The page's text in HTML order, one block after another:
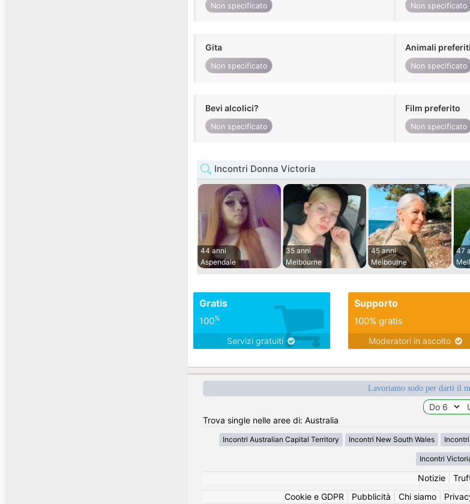
Non specificato Non specificato
Gita
Non specificato
Animali preferiti
Non specificato
Bevi alcolici?
Non specificato
Film preferito
Non specificato
Incontri Donna Victoria
44 anni
Aspendale
35 anni
Melbourne
45 anni
Melbourne
47
Gratis
100%
Servizi gratuiti
Supporto
100% gratis
Moderatori in ascolto
Lavoriamo sodo per darti il
Trova single nelle aree di: Australia
Incontri Australian Capital Territory Incontri New South Wales
Incontri
Notizie|
Cookie e GDPR
Pubblicità Chi siamo